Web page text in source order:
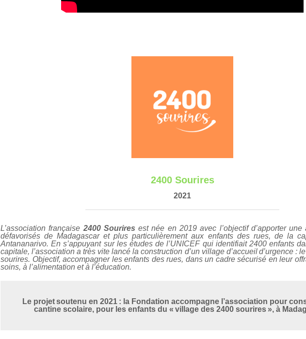
2400 Sourires
2021
L’association française 2400 Sourires est née en 2019 avec l’objectif d’apporter
défavorisés de Madagascar et plus particulièrement aux enfants des rues, de la
Antananarivo. En s’appuyant sur les études de l’UNICEF qui identifiait 2400 enfants
capitale, l’association a très vite lancé la construction d’un village d’accueil d’urgence :
sourires. Objectif, accompagner les enfants des rues, dans un cadre sécurisé en leur
soins, à l’alimentation et à l’éducation.
Le projet soutenu en 2021 : la Fondation accompagne l’association pour
cantine scolaire, pour les enfants du « village des 2400 sourires », à